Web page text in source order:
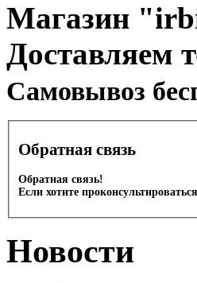
Магазин
Доставляем
Cамовывоз
Обратная связь
Обратная связь!
Если хотите
Новости